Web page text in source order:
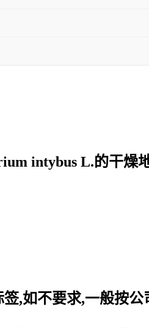
intybus L.的干燥
签,如不要求,一般按公